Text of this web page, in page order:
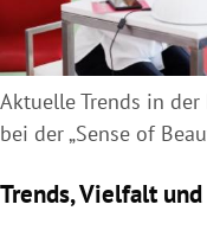
Aktuelle Trends in
bei der „Sense of
Trends, Vielfalt